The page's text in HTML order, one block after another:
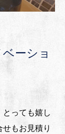
ーショ
っても嬉し
もお見積り